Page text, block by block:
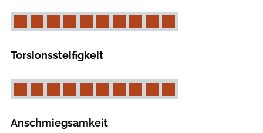
Torsionssteifigkeit
Anschmiegsamkeit